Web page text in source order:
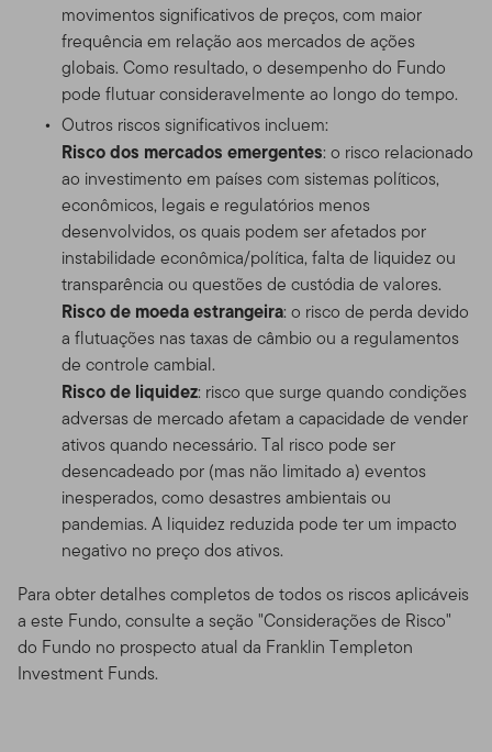
movimentos significativos de preços, com maior
frequência em relação aos mercados de ações
globais. Como resultado, o desempenho do Fundo
pode flutuar consideravelmente ao longo do tempo.
Outros riscos significativos incluem:
Risco dos mercados emergentes: o risco relacionado
ao investimento em países com sistemas políticos,
econômicos, legais e regulatórios menos
desenvolvidos, os quais podem ser afetados por
instabilidade econômica/política, falta de liquidez ou
transparência ou questões de custódia de valores.
Risco de moeda estrangeira: o risco de perda devido
a flutuações nas taxas de câmbio ou a regulamentos
de controle cambial.
Risco de liquidez: risco que surge quando condições
adversas de mercado afetam a capacidade de vender
ativos quando necessário. Tal risco pode ser
desencadeado por (mas não limitado a) eventos
inesperados, como desastres ambientais ou
pandemias. A liquidez reduzida pode ter um impacto
negativo no preço dos ativos.
Para obter detalhes completos de todos os riscos aplicáveis
a este Fundo, consulte a seção "Considerações de Risco"
do Fundo no prospecto atual da Franklin Templeton
Investment Funds.